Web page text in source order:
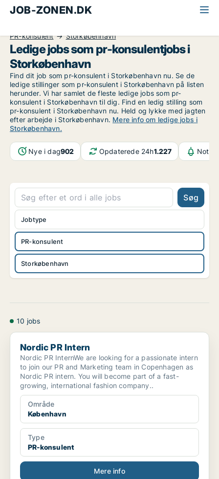
JOB-ZONEN.DK
PR-konsulent
Storkøbenhavn
Ledige jobs som pr-konsulentjobs i
Storkøbenhavn
Find dit job som pr-konsulent i Storkøbenhavn nu. Se de
ledige stillinger som pr-konsulent i Storkøbenhavn på listen
herunder. Vi har samlet de fleste ledige jobs som pr-
konsulent i Storkøbenhavn til dig. Find en ledig stilling som
pr-konsulent i Storkøbenhavn nu. Held og lykke med jagten
efter arbejde i Storkøbenhavn. Mere info om ledige jobs i
Storkøbenhavn.
Nye i dag902 Opdaterede 24h1.227
Søg
PR-konsulent
Storkøbenhavn
Jobtype
10 jobs
Nordic PR Intern
Nordic PR Intern
Nordic PR InternWe are looking for a passionate intern
to join our PR and Marketing team in Copenhagen as
Nordic PR intern. You will become part of a fast-
growing, international fashion company..
Område
København
Type
PR-konsulent
Mere info